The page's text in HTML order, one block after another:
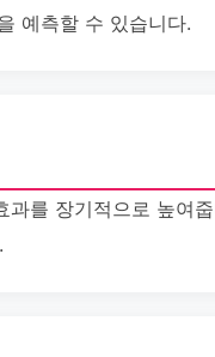
예측할 수 있습니다.
를 장기적으로 높여